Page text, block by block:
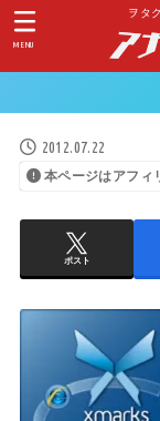
ヲタ
MENU
2012.07.22
本ページはアフィ
ポスト